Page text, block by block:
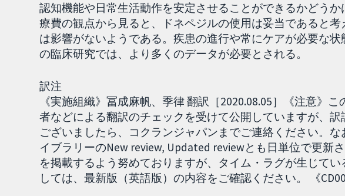
認知機能や日常生活動作を安定させることができるかどう
療費の観点から見ると、ドネペジルの使用は妥当であると
は影響がないようである。疾患の進行や常にケアが必要な
の臨床研究では、より多くのデータが必要とされる。
訳注
《実施組織》冨成麻帆、季律 翻訳［2020.08.05］《注意》
者などによる翻訳のチェックを受けて公開していますが、
ございましたら、コクランジャパンまでご連絡ください。
イブラリーのNew review, Updated reviewとも日単位で更新
を掲載するよう努めておりますが、タイム・ラグが生じて
しては、最新版（英語版）の内容をご確認ください。 《